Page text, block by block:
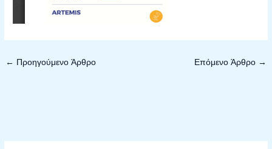
← Προηγούμενο Άρθρο Επόμενο Άρθρο →